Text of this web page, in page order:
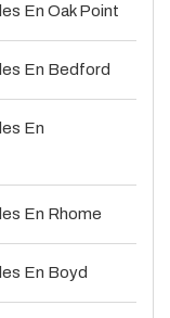
En Oak Point
En Bedford
En
En Rhome
En Boyd